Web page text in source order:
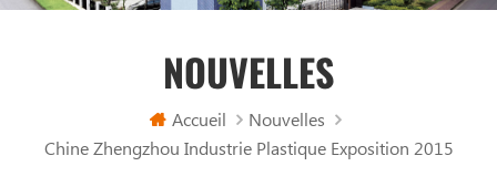
NOUVELLES
Accueil
Nouvelles
Chine Zhengzhou Industrie Plastique Exposition 2015